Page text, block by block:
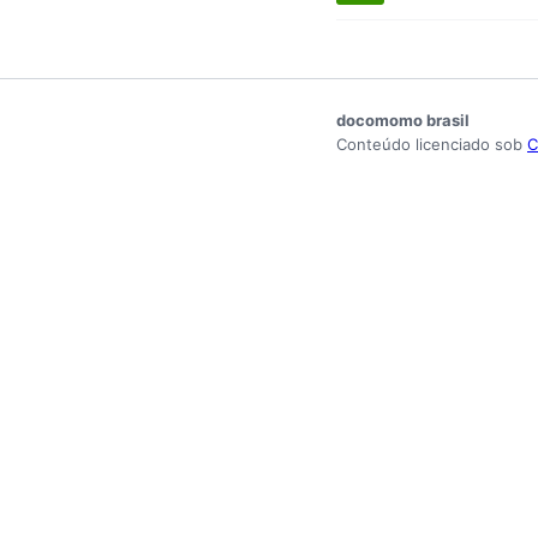
docomomo brasil
Conteúdo licenciado sob